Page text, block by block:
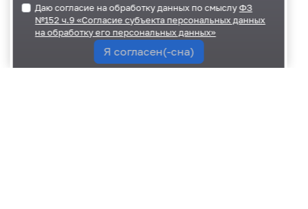
Приложение 1 -доходы 2026-2028.xls
136 кб
Приложение 2 -разделы 2026-2028.xlsx
84.95 кб
Даю согласие на обработку данных по смыслуФЗ
№152 ч.9 «Согласие субъекта персональных данных
на обработку его персональных данных»
Я согласен(-сна)